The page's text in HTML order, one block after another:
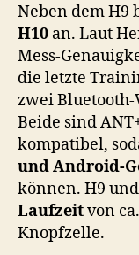
Neben dem H9
H10 an. Laut
Mess-
die letzte
zwei
Beide sind
kompatibel,
und Android-
können. H9
Laufzeitvon
Knopfzelle.